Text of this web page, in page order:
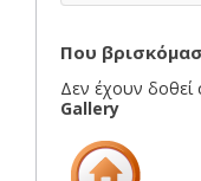
Που
Δεν έχουν δοθεί
Gallery